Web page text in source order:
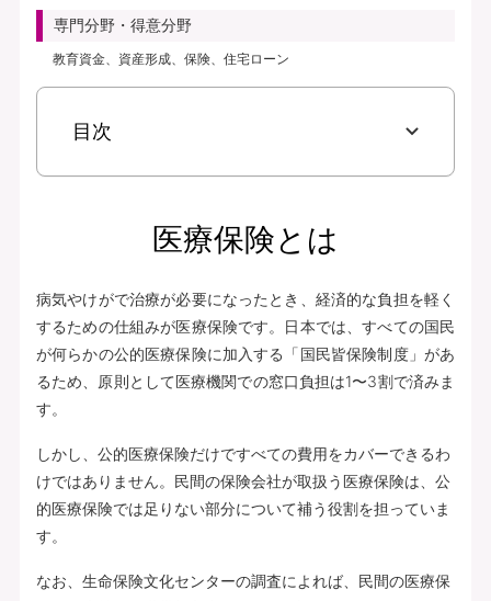
無料で相談予約
専門分野・得意分野
教育資金、資産形成、保険、住宅ローン
目次
医療保険とは
病気やけがで治療が必要になったとき、経済的な負担を軽く
するための仕組みが医療保険です。日本では、すべての国民
が何らかの公的医療保険に加入する「国民皆保険制度」があ
るため、原則として医療機関での窓口負担は1〜3割で済みま
す。
しかし、公的医療保険だけですべての費用をカバーできるわ
けではありません。民間の保険会社が取扱う医療保険は、公
的医療保険では足りない部分について補う役割を担っていま
す。
なお、生命保険文化センターの調査によれば、民間の医療保